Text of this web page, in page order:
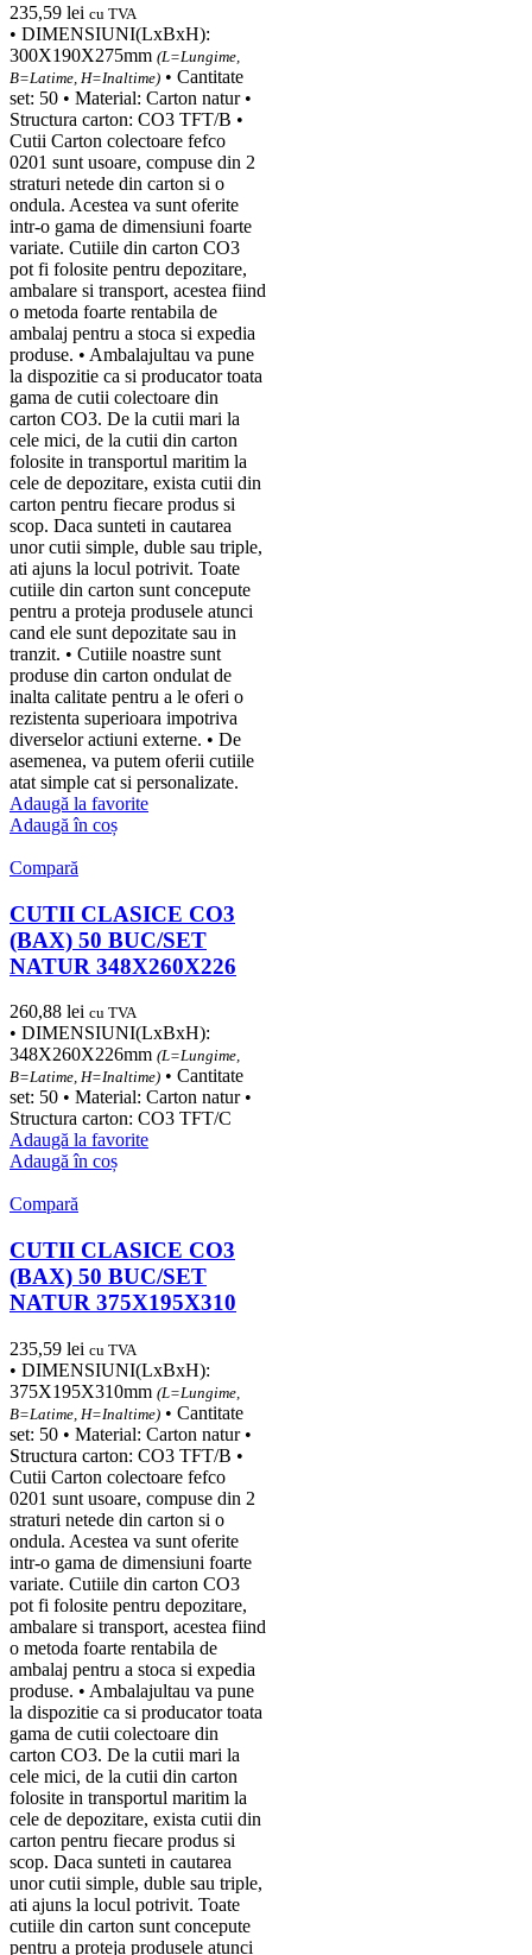
235,59 lei cu TVA
• DIMENSIUNI(LxBxH):
300X190X275mm (L=Lungime,
B=Latime, H=Inaltime) • Cantitate
set: 50 • Material: Carton natur •
Structura carton: CO3 TFT/B •
Cutii Carton colectoare fefco
0201 sunt usoare, compuse din 2
straturi netede din carton si o
ondula. Acestea va sunt oferite
intr-o gama de dimensiuni foarte
variate. Cutiile din carton CO3
pot fi folosite pentru depozitare,
ambalare si transport, acestea fiind
o metoda foarte rentabila de
ambalaj pentru a stoca si expedia
produse. • Ambalajultau va pune
la dispozitie ca si producator toata
gama de cutii colectoare din
carton CO3. De la cutii mari la
cele mici, de la cutii din carton
folosite in transportul maritim la
cele de depozitare, exista cutii din
carton pentru fiecare produs si
scop. Daca sunteti in cautarea
unor cutii simple, duble sau triple,
ati ajuns la locul potrivit. Toate
cutiile din carton sunt concepute
pentru a proteja produsele atunci
cand ele sunt depozitate sau in
tranzit. • Cutiile noastre sunt
produse din carton ondulat de
inalta calitate pentru a le oferi o
rezistenta superioara impotriva
diverselor actiuni externe. • De
asemenea, va putem oferii cutiile
atat simple cat si personalizate.
Adaugă la favorite
Adaugă în coș
Compară
CUTII CLASICE CO3
(BAX) 50 BUC/SET
NATUR 348X260X226
260,88 lei cu TVA
• DIMENSIUNI(LxBxH):
348X260X226mm (L=Lungime,
B=Latime, H=Inaltime) • Cantitate
set: 50 • Material: Carton natur •
Structura carton: CO3 TFT/C
Adaugă la favorite
Adaugă în coș
Compară
CUTII CLASICE CO3
(BAX) 50 BUC/SET
NATUR 375X195X310
235,59 lei cu TVA
• DIMENSIUNI(LxBxH):
375X195X310mm (L=Lungime,
B=Latime, H=Inaltime) • Cantitate
set: 50 • Material: Carton natur •
Structura carton: CO3 TFT/B •
Cutii Carton colectoare fefco
0201 sunt usoare, compuse din 2
straturi netede din carton si o
ondula. Acestea va sunt oferite
intr-o gama de dimensiuni foarte
variate. Cutiile din carton CO3
pot fi folosite pentru depozitare,
ambalare si transport, acestea fiind
o metoda foarte rentabila de
ambalaj pentru a stoca si expedia
produse. • Ambalajultau va pune
la dispozitie ca si producator toata
gama de cutii colectoare din
carton CO3. De la cutii mari la
cele mici, de la cutii din carton
folosite in transportul maritim la
cele de depozitare, exista cutii din
carton pentru fiecare produs si
scop. Daca sunteti in cautarea
unor cutii simple, duble sau triple,
ati ajuns la locul potrivit. Toate
cutiile din carton sunt concepute
pentru a proteja produsele atunci